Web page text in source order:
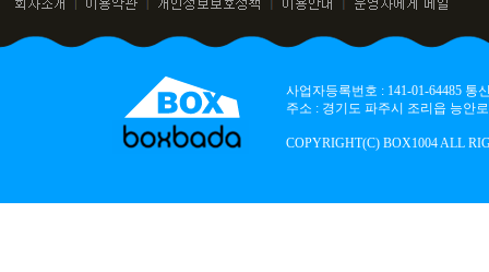
사업자등록번호 : 141-01-64485
주소 : 경기도 파주시 조리읍 능안
COPYRIGHT(C) BOX1004 ALL